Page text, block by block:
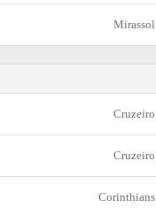
Mirassol
Cruzeiro
Cruzeiro
Corinthians